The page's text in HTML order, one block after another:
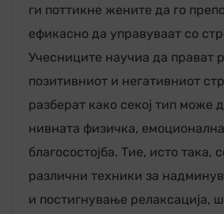
ги поттикне жените да го
ефикасно да управуваат со
Учесниците научиа да прават
позитивниот и негативниот
разберат како секој тип може
нивната физичка,
благосостојба. Тие, исто така,
различни техники за
и постигнување релаксација,